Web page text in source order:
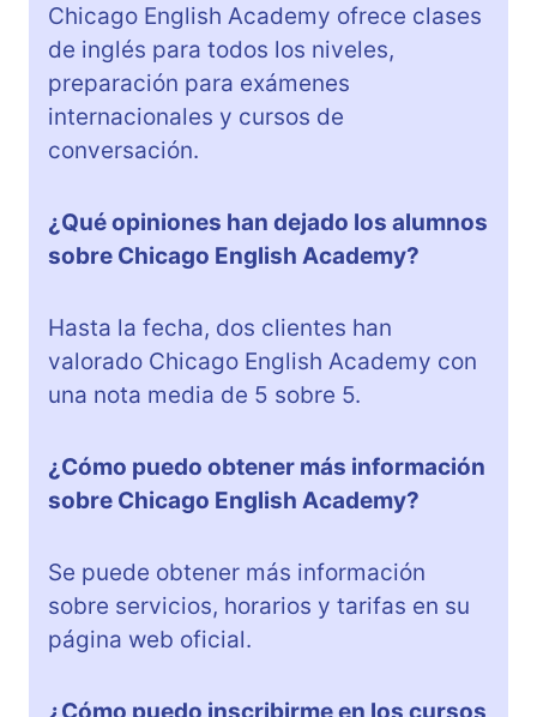
Chicago English Academy ofrece clases
de inglés para todos los niveles,
preparación para exámenes
internacionales y cursos de
conversación.
¿Qué opiniones han dejado los alumnos
sobre Chicago English Academy?
Hasta la fecha, dos clientes han
valorado Chicago English Academy con
una nota media de 5 sobre 5.
¿Cómo puedo obtener más información
sobre Chicago English Academy?
Se puede obtener más información
sobre servicios, horarios y tarifas en su
página web oficial.
¿Cómo puedo inscribirme en los cursos